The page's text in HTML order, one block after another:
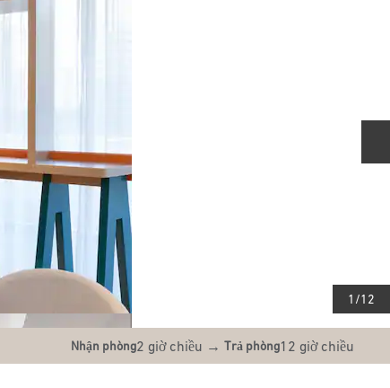
1 /12
Nhận phòng2 giờ chiều → Trả phòng12 giờ chiều